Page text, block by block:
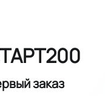
заказ